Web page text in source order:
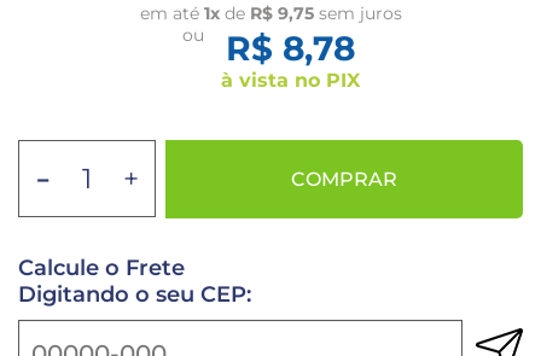
em até 1xde R$ 9,75sem juros
ou
R$ 8,78
à vista no PIX
- + COMPRAR
Calcule o Frete
Digitando o seu CEP: